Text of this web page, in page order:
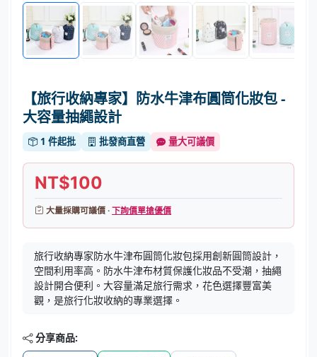
【旅行收納專家】防水牛津布圓筒化妝包 -
大容量抽繩設計
1 件起批 批發商直營 量大可議價
NT$100
大量採購可議價 ·下詢價單搶優價
旅行收納專家防水牛津布圓筒化妝包採用創新圓筒設計，
空間利用率高。防水牛津布材質保護化妝品不受潮，抽繩
設計開合便利。大容量滿足旅行需求，花色選擇豐富美
觀，是旅行化妝收納的專業選擇。
分享商品: